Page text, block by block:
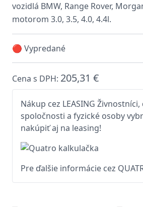
vozidlá BMW, Range Rover,
motorom 3.0, 3.5, 4.0, 4.4l.
🔴 Vypredané
Cena s DPH: 205,31 €
Nákup cez LEASING
spoločnosti a fyzické osoby
nakúpiť aj na leasing!
Pre ďalšie informácie cez